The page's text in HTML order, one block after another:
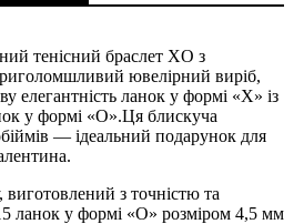
тенісний браслет XO з
ювелірний виріб,
елегантність ланок у формі «X» із
у формі «O».Ця блискуча
— ідеальний подарунок для
виготовлений з точністю та
ланок у формі «О» розміром 4,5 мм